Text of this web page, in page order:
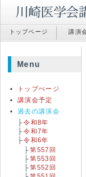
トップページ 講演
Menu
トップぺージ
講演会予定
過去の講演会
令和8年
令和7年
令和6年
第557回
第553回
第552回